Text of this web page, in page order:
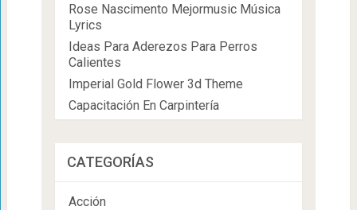
Rose Nascimento Mejormusic Música
Lyrics
Ideas Para Aderezos Para Perros
Calientes
Imperial Gold Flower 3d Theme
Capacitación En Carpintería
CATEGORÍAS
Acción